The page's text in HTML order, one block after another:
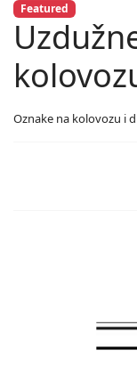
Featured
Oznake na kolovozu i